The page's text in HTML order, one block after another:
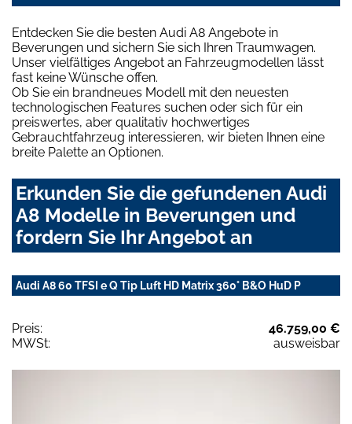
Entdecken Sie die besten Audi A8 Angebote in
Beverungen und sichern Sie sich Ihren Traumwagen.
Unser vielfältiges Angebot an Fahrzeugmodellen lässt
fast keine Wünsche offen.
Ob Sie ein brandneues Modell mit den neuesten
technologischen Features suchen oder sich für ein
preiswertes, aber qualitativ hochwertiges
Gebrauchtfahrzeug interessieren, wir bieten Ihnen eine
breite Palette an Optionen.
Erkunden Sie die gefundenen Audi
A8 Modelle in Beverungen und
fordern Sie Ihr Angebot an
Audi A8 60 TFSI e Q Tip Luft HD Matrix 360° B&O HuD P
Preis:
46.759,00 €
MWSt:
ausweisbar